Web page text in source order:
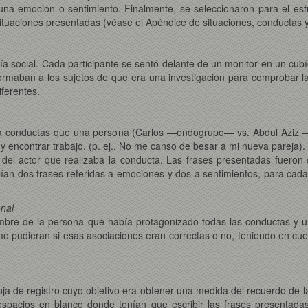
emoción o sentimiento. Finalmente, se seleccionaron para el
presentadas (véase el Apéndice de situaciones,
social. Cada participante se sentó delante de un monitor en un
a los sujetos de que era una investigación para comprobar
conductas que una persona (Carlos —endogrupo— vs. Abdul
encontrar trabajo, (p. ej., No me canso de besar a mi nueva
actor que realizaba la conducta. Las frases presentadas
dos frases referidas a emociones y dos a sentimientos, para
de la persona que había protagonizado todas las conductas y
pudieran si esas asociaciones eran correctas o no, teniendo en
de registro cuyo objetivo era obtener una medida del recuerdo
en blanco donde tenían que escribir las frases